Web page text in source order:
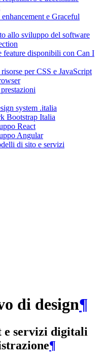
e Graceful
allo sviluppo del software
feature disponibili con Can I
per CSS e JavaScript
system .italia
Bootstrap Italia
React
Angular
di sito e servizi
di design¶
e servizi digitali
¶